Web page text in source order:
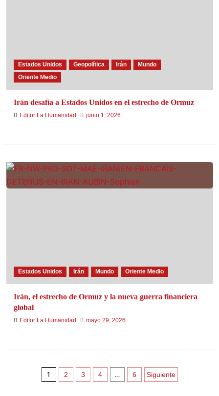
Estados Unidos Geopolítica Irán
Mundo
Oriente Medio
Irán desafía a Estados Unidos en el estrecho de Ormuz
Editor La Humanidad junio 1, 2026
Estados Unidos Irán Mundo Oriente Medio
Irán, el estrecho de Ormuz y la nueva guerra financiera
global
Editor La Humanidad mayo 29, 2026
1 2 3 4 … 6 Siguiente